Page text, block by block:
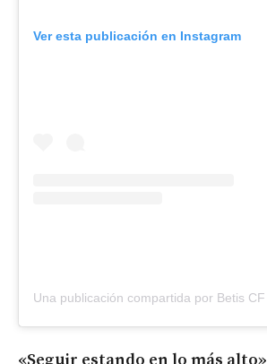
Ver esta publicación en Instagram